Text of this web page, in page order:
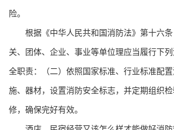
险。
根据《中华人民共和国消防法》第十六条
关、团体、企业、事业等单位理应当履行下
全职责：（二）依照国家标准、行业标准配
施、器材，设置消防安全标志，并定期组织
修，确保完好有效。